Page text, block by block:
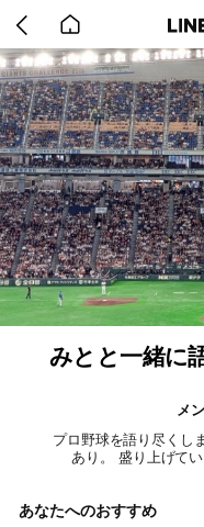
back
to
home
みとと一緒に
メ
プロ野球を語り尽くします。 高校野球や他スポー
あり。 盛り上げて
あなたへのおすすめ